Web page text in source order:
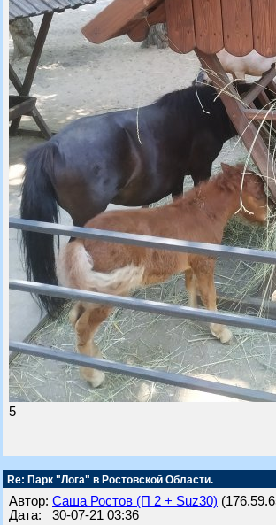
5
Re: Парк "Лога" в Ростовской Области.
Автор: Саша Ростов (П 2 + Suz30)
Дата: 30-07-21 03:36